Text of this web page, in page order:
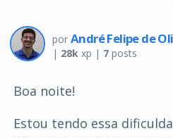
por André Felipe de
| 28kxp | 7posts
Boa noite!
Estou tendo essa